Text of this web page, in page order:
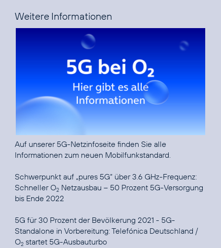
Weitere Informationen
Auf unserer 5G-Netzinfoseite finden Sie alle
Informationen zum neuen Mobilfunkstandard.
Schwerpunkt auf „pures 5G“ über 3.6 GHz-Frequenz:
Schneller O2 Netzausbau – 50 Prozent 5G-Versorgung
bis Ende 2022
5G für 30 Prozent der Bevölkerung 2021 - 5G-
Standalone in Vorbereitung:Telefónica Deutschland /
O2 startet 5G-Ausbauturbo